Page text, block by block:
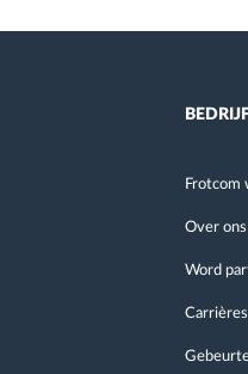
Frotcom
Over ons
Word
Carrières